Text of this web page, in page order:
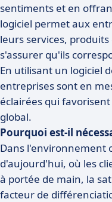
sentiments et en
logiciel permet aux
leurs services,
s'assurer qu'ils
En utilisant un logiciel
entreprises sont en
éclairées qui
global.
Pourquoi est-il
Dans l'environnement
d'aujourd'hui, où les
à portée de main, la
facteur de